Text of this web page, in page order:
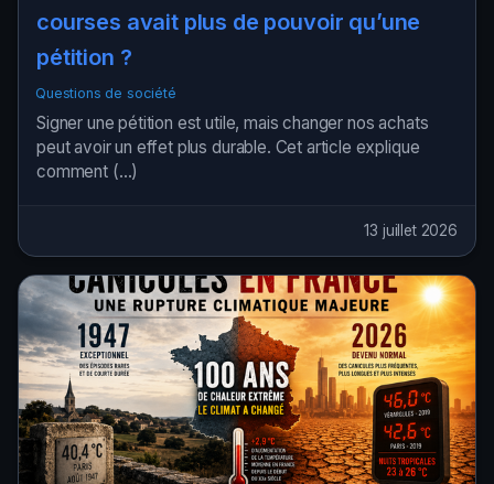
courses avait plus de pouvoir qu’une
pétition ?
Questions de société
Signer une pétition est utile, mais changer nos achats
peut avoir un effet plus durable. Cet article explique
comment (…)
13 juillet 2026